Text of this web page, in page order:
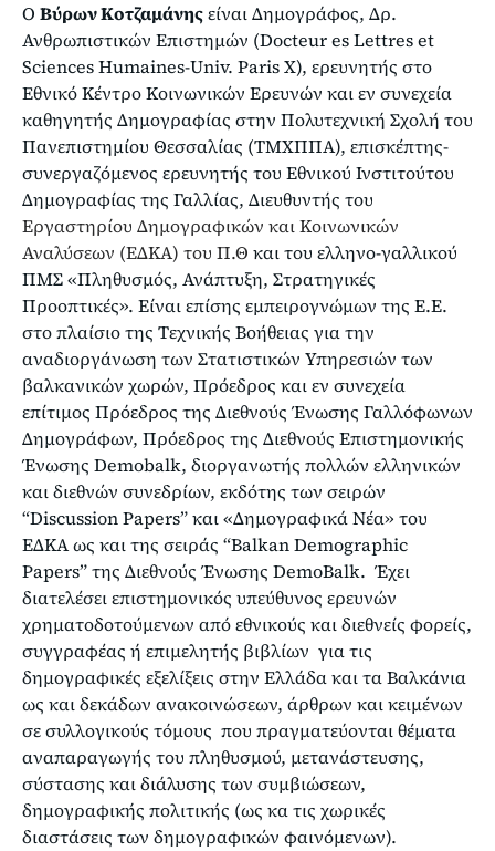
Ο Βύρων Κοτζαμάνηςείναι Δημογράφος, Δρ.
Ανθρωπιστικών Επιστημών (Docteur es Lettres et
Sciences Humaines-Univ. Paris X), ερευνητής στο
Εθνικό Κέντρο Κοινωνικών Ερευνών και εν συνεχεία
καθηγητής Δημογραφίας στην Πολυτεχνική Σχολή του
Πανεπιστημίου Θεσσαλίας (ΤΜΧΠΠΑ), επισκέπτης-
συνεργαζόμενος ερευνητής του Εθνικού Ινστιτούτου
Δημογραφίας της Γαλλίας, Διευθυντής του
Εργαστηρίου Δημογραφικών και Κοινωνικών
Αναλύσεων (ΕΔΚΑ) του Π.Θ και του ελληνο-γαλλικού
ΠΜΣ «Πληθυσμός, Ανάπτυξη, Στρατηγικές
Προοπτικές». Είναι επίσης εμπειρογνώμων της Ε.E.
στο πλαίσιο της Τεχνικής Βοήθειας για την
αναδιοργάνωση των Στατιστικών Υπηρεσιών των
βαλκανικών χωρών, Πρόεδρος και εν συνεχεία
επίτιμος Πρόεδρος της Διεθνούς Ένωσης Γαλλόφωνων
Δημογράφων, Πρόεδρος της Διεθνούς Επιστημονικής
Ένωσης Demobalk, διοργανωτής πολλών ελληνικών
και διεθνών συνεδρίων, εκδότης των σειρών
“Discussion Papers” και «Δημογραφικά Νέα» του
ΕΔΚΑ ως και της σειράς “Balkan Demographic
Papers” της Διεθνούς Ένωσης DemoBalk. Έχει
διατελέσει επιστημονικός υπεύθυνος ερευνών
χρηματοδοτούμενων από εθνικούς και διεθνείς φορείς,
συγγραφέας ή επιμελητής βιβλίων για τις
δημογραφικές εξελίξεις στην Ελλάδα και τα Βαλκάνια
ως και δεκάδων ανακοινώσεων, άρθρων και κειμένων
σε συλλογικούς τόμους που πραγματεύονται θέματα
αναπαραγωγής του πληθυσμού, μετανάστευσης,
σύστασης και διάλυσης των συμβιώσεων,
δημογραφικής πολιτικής (ως κα τις χωρικές
διαστάσεις των δημογραφικών φαινόμενων).